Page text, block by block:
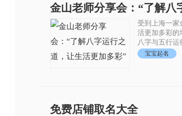
金山老师分享会：“了解八
受到上海一家
活更加多彩的
八字与五行运
宝宝起名
免费店铺取名大全